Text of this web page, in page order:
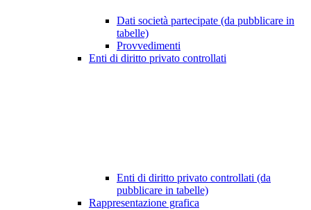
Dati società partecipate (da pubblicare in
tabelle)
Provvedimenti
Enti di diritto privato controllati
Enti di diritto privato controllati (da
pubblicare in tabelle)
Rappresentazione grafica